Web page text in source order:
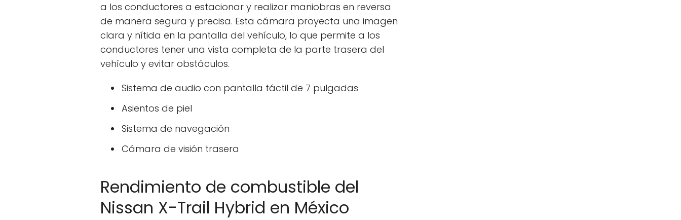
a los conductores a estacionar y realizar maniobras en reversa
de manera segura y precisa. Esta cámara proyecta una imagen
clara y nítida en la pantalla del vehículo, lo que permite a los
conductores tener una vista completa de la parte trasera del
vehículo y evitar obstáculos.
Sistema de audio con pantalla táctil de 7 pulgadas
Asientos de piel
Sistema de navegación
Cámara de visión trasera
Rendimiento de combustible del
Nissan X-Trail Hybrid en México